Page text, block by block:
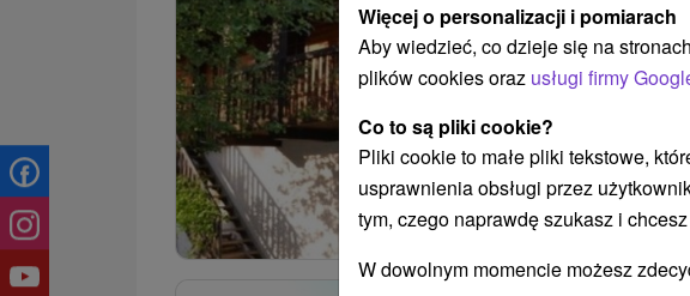
Więcej o personalizacji i pomiarach
Aby wiedzieć, co dzieje się na
plików cookies oraz usługi firmy
Co to są pliki cookie?
Pliki cookie to małe pliki tekstowe,
usprawnienia obsługi przez
tym, czego naprawdę szukasz i
W dowolnym momencie możesz